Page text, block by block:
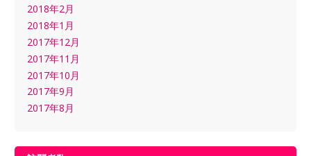
2018年2月
2018年1月
2017年12月
2017年11月
2017年10月
2017年9月
2017年8月